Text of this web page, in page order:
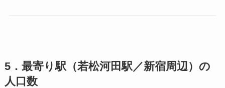
5．最寄り駅（若松河田駅／新宿周辺）の
人口数